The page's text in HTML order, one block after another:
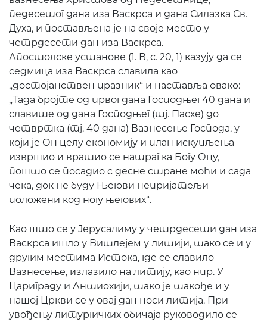
педесетог дана иза Васкрса и дана Силазка Св.
Духа, и постављена је на своје место у
четрдесети дан иза Васкрса.
Апостолске установе (1. В, с. 20, 1) казују да се
седмица иза Васкрса славила као
„достојанствен празник“ и наставља овако:
„Тада бројте од првог дана Господњег 40 дана и
славите од дана Господњег (тј. Пасхе) до
четвртка (тј. 40 дана) Вазнесење Господа, у
који је Он целу економију и план искупљења
извршио и вратио се натраг ка Богу Оцу,
пошто се посадио с десне стране моћи и сада
чека, док не буду Његови непријатељи
положени код ногу његових“.
Као што се у Јерусалиму у четрдесети дан иза
Васкрса ишло у Витлејем у литији, тако се и у
другим местима Истока, где се славило
Вазнесење, излазило на литију, као нпр. У
Цариграду и Антиохији, тако је такође и у
нашој Цркви се у овај дан носи литија. При
увођењу литургичких обичаја руководило се